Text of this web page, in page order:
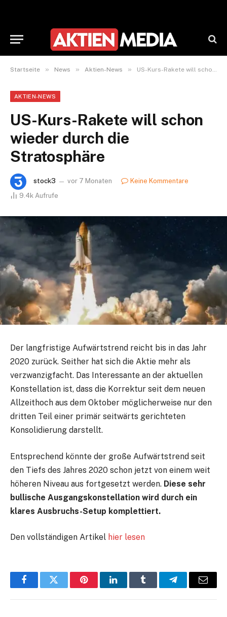
Startseite » News » Aktien-News » US-Kurs-Rakete will schon wieder durch die Stratosphäre
AKTIEN-NEWS
US-Kurs-Rakete will schon
wieder durch die
Stratosphäre
stock3 vor 7 Monaten
Keine Kommentare
9.4k Aufrufe
Der langfristige Aufwärtstrend reicht bis in das Jahr
2020 zurück. Seither hat sich die Aktie mehr als
verzwanzigfacht. Das Interessante an der aktuellen
Konstellation ist, dass die Korrektur seit dem neuen
Allzeithoch aus dem Oktober möglicherweise nur den
dritten Teil einer primär seitwärts gerichteten
Konsolidierung darstellt.
Entsprechend könnte der große Aufwärtstrend seit
den Tiefs des Jahres 2020 schon jetzt von einem weit
höheren Niveau aus fortgesetzt werden. Diese sehr
bullische Ausgangskonstellation wird durch ein
klares Ausbruchs-Setup komplettiert.
Den vollständigen Artikel hier lesen
FacebookTwitter PinterestLinkedInTumblr TelegramE-